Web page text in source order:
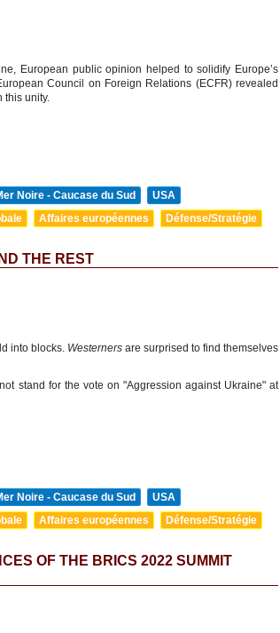
European public opinion helped to solidify Europe’s
Council on Foreign Relations (ECFR) revealed
this unity.
Noire - Caucase du Sud
USA
Affaires européennes Défense/Stratégie
THE REST
into blocks. Westerners are surprised to find themselves
stand for the vote on "Aggression against Ukraine" at
Noire - Caucase du Sud
USA
Affaires européennes Défense/Stratégie
OF THE BRICS 2022 SUMMIT